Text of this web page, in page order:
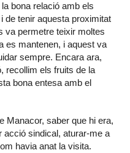
bona relació amb els
de tenir aquesta proximitat
va permetre teixir moltes
es mantenen, i aquest va
sempre. Encara ara,
recollim els fruits de la
bona entesa amb el
Manacor, saber que hi era,
acció sindical, aturar-me a
havia anat la visita.